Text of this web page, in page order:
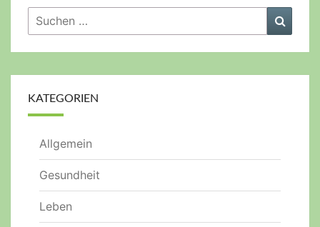
Suchen
nach:
KATEGORIEN
Allgemein
Gesundheit
Leben